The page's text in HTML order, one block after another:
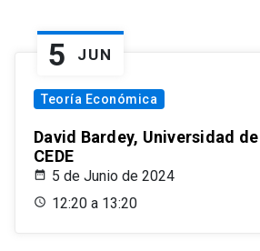
5 JUN
Teoría Económica
David Bardey, Universidad
CEDE
5 de Junio de 2024
12:20 a 13:20